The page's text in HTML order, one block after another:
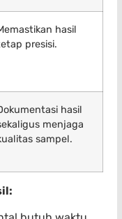
hasil
presisi.
hasil
menjaga
sampel.